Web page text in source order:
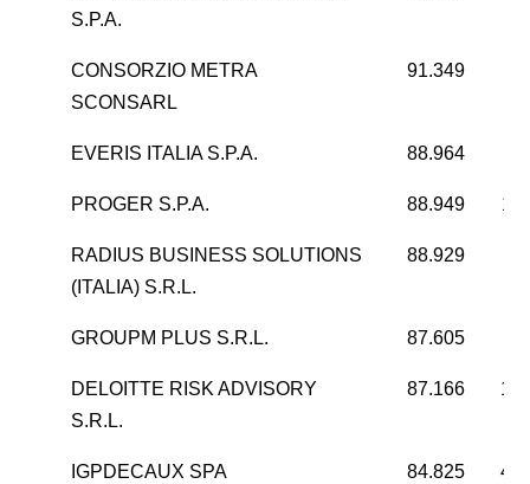
S.P.A.
CONSORZIO METRA
SCONSARL
91.349
EVERIS ITALIA S.P.A. 88.964
PROGER S.P.A. 88.949
RADIUS BUSINESS SOLUTIONS
(ITALIA) S.R.L.
88.929
GROUPM PLUS S.R.L. 87.605
DELOITTE RISK ADVISORY
S.R.L.
87.166
IGPDECAUX SPA 84.825